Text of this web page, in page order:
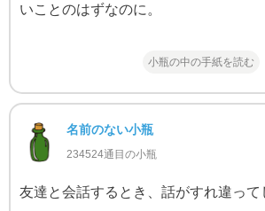
いことのはずなのに。
小瓶の中の手紙を読む
名前のない小瓶
234524通目の小瓶
友達と会話するとき、話がすれ違って